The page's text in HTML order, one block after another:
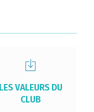
LES VALEURS DU
CLUB